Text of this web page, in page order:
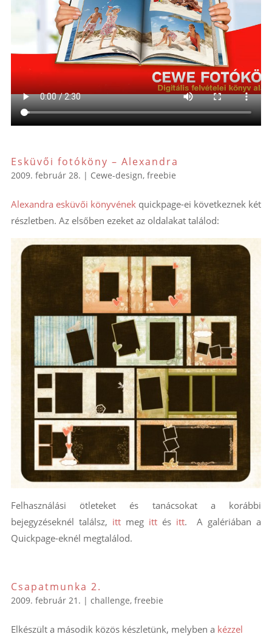
Esküvői fotóköny – Alexandra
2009. február 28. | Cewe-design, freebie
Alexandra esküvői könyvének quickpage-ei következnek két
részletben. Az elsőben ezeket az oldalakat találod:
Felhasználási ötleteket és tanácsokat a korábbi
bejegyzéseknél találsz, ittmeg ittés itt. A galériában a
Quickpage-eknél megtalálod.
Csapatmunka 2.
2009. február 21. | challenge, freebie
Elkészült a második közös készletünk, melyben a kézzel